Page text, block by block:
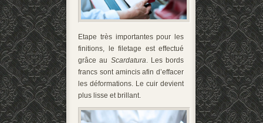
Etape très importantes pour les
finitions, le filetage est effectué
grâce au Scardatura . Les bords
francs sont amincis afin d’effacer
les déformations. Le cuir devient
plus lisse et brillant.